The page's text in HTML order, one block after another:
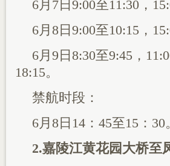
6月7日9:00至11:30，
6月8日9:00至10:15，
6月9日8:30至9:45，
18:15。
禁航时段：
6月8日14：45至15：30
2.嘉陵江黄花园大桥至